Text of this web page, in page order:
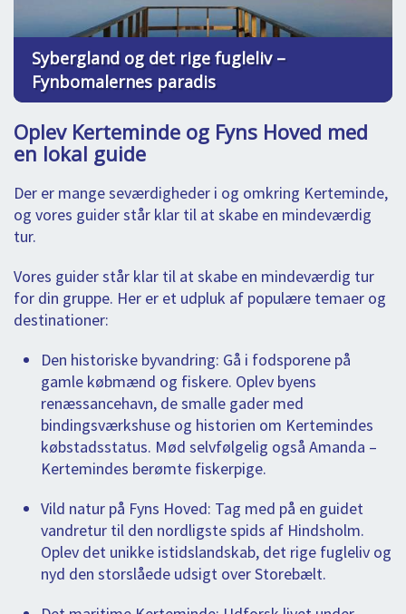
Sybergland og det rige fugleliv –
Fynbomalernes paradis
Oplev Kerteminde og Fyns Hoved med
en lokal guide
Der er mange seværdigheder i og omkring Kerteminde,
og vores guider står klar til at skabe en mindeværdig
tur.
Vores guider står klar til at skabe en mindeværdig tur
for din gruppe. Her er et udpluk af populære temaer og
destinationer:
Den historiske byvandring: Gå i fodsporene på
gamle købmænd og fiskere. Oplev byens
renæssancehavn, de smalle gader med
bindingsværkshuse og historien om Kertemindes
købstadsstatus. Mød selvfølgelig også Amanda –
Kertemindes berømte fiskerpige.
Vild natur på Fyns Hoved: Tag med på en guidet
vandretur til den nordligste spids af Hindsholm.
Oplev det unikke istidslandskab, det rige fugleliv og
nyd den storslåede udsigt over Storebælt.